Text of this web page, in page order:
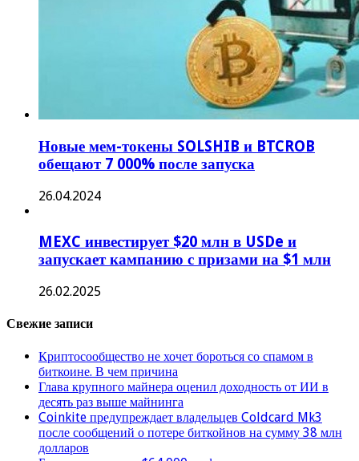
Новые мем-токены SOLSHIB и BTCROB
обещают 7 000% после запуска
26.04.2024
MEXC инвестирует $20 млн в USDe и
запускает кампанию с призами на $1 млн
26.02.2025
Свежие записи
Криптосообщество не хочет бороться со спамом в
биткоине. В чем причина
Глава крупного майнера оценил доходность от ИИ в
десять раз выше майнинга
Coinkite предупреждает владельцев Coldcard Mk3
после сообщений о потере биткойнов на сумму 38 млн
долларов